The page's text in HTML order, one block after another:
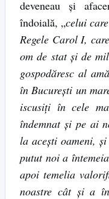
deveneau şi
îndoială, „celui
Regele Carol I,
om de stat şi de
gospodăresc al
în Bucureşti un
iscusiţi în cele
îndemnat şi pe ai
la aceşti oameni,
putut noi a
apoi temelia
noastre cât şi a